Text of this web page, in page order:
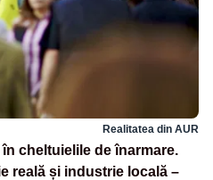
Realitatea din AUR
cheltuielile de înarmare.
reală și industrie locală –